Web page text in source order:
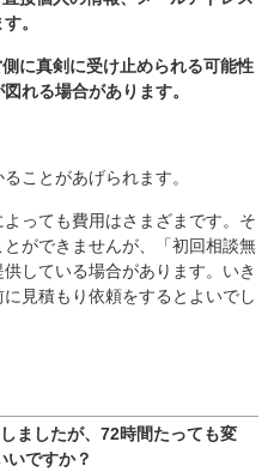
。
に真剣に受け止められる可能性
れる場合があります。
ことがあげられます。
っても費用はさまざまです。そ
ができませんが、「初回相談無
している場合があります。いき
見積もり依頼をするとよいでし
ましたが、72時間たっても変
いですか？